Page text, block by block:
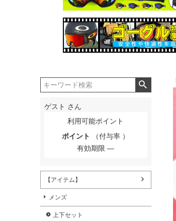
ゲスト さん
利用可能ポイント
ポイント
（付与率 ）
有効期限
【アイテム】
メンズ
上下セット